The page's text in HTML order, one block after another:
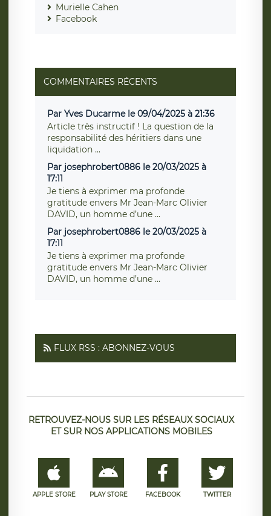
Murielle Cahen
Facebook
COMMENTAIRES RÉCENTS
Par Yves Ducarme le 09/04/2025 à 21:36
Article très instructif ! La question de la
responsabilité des héritiers dans une
liquidation ...
Par josephrobert0886 le 20/03/2025 à
17:11
Je tiens à exprimer ma profonde
gratitude envers Mr Jean-Marc Olivier
DAVID, un homme d’une ...
Par josephrobert0886 le 20/03/2025 à
17:11
Je tiens à exprimer ma profonde
gratitude envers Mr Jean-Marc Olivier
DAVID, un homme d’une ...
FLUX RSS : ABONNEZ-VOUS
RETROUVEZ-NOUS SUR LES RÉSEAUX SOCIAUX
ET SUR NOS APPLICATIONS MOBILES
APPLE STORE PLAY STORE FACEBOOK TWITTER